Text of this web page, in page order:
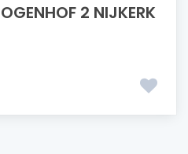
2 NIJKERK